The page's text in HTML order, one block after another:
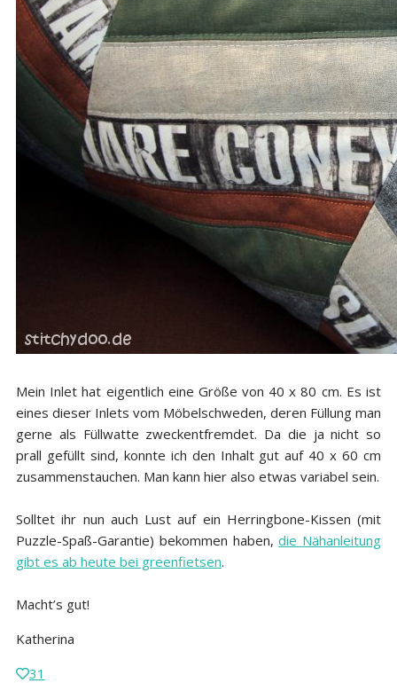
Mein Inlet hat eigentlich eine Größe von 40 x 80 cm. Es ist
eines dieser Inlets vom Möbelschweden, deren Füllung man
gerne als Füllwatte zweckentfremdet. Da die ja nicht so
prall gefüllt sind, konnte ich den Inhalt gut auf 40 x 60 cm
zusammenstauchen. Man kann hier also etwas variabel sein.
Solltet ihr nun auch Lust auf ein Herringbone-Kissen (mit
Puzzle-Spaß-Garantie) bekommen haben,die Nähanleitung
gibt es ab heute bei greenfietsen.
Macht’s gut!
Katherina
31